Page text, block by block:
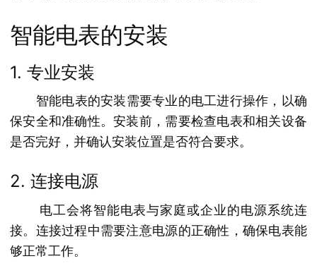
智能电表的安装
1. 专业安装
智能电表的安装需要专业的电工进行操作，以确
保安全和准确性。安装前，需要检查电表和相关设备
是否完好，并确认安装位置是否符合要求。
2. 连接电源
电工会将智能电表与家庭或企业的电源系统连
接。连接过程中需要注意电源的正确性，确保电表能
够正常工作。